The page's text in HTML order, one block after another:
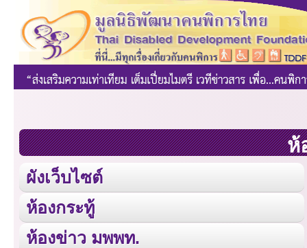
ห้
ผังเว็บไซต์
ห้องกระทู้
ห้องข่าว มพพท.